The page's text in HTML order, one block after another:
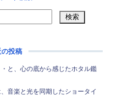
投稿
と、心の底から感じたホタル鑑
音楽と光を同期したショータイ